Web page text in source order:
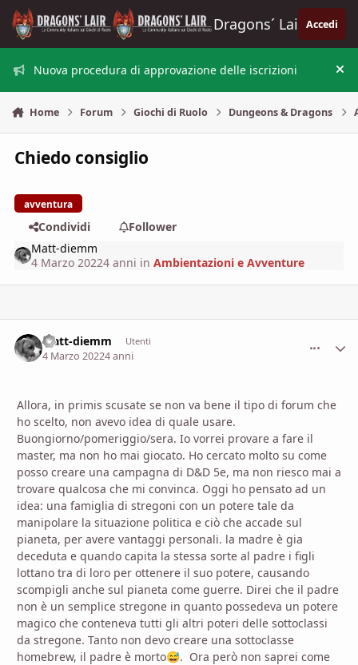
Vai al contenuto
Dragons´ Lair Accedi
Nuova procedura di approvazione delle iscrizioni
Home Forum Giochi di Ruolo Dungeons & Dragons
Chiedo consiglio
avventura
Condividi
Follower
Matt-diemm
4 Marzo 20224 anni inAmbientazioni e Avventure
Matt-diemm Utenti
4 Marzo 20224 anni
Allora, in primis scusate se non va bene il tipo di forum che
ho scelto, non avevo idea di quale usare.
Buongiorno/pomeriggio/sera. Io vorrei provare a fare il
master, ma non ho mai giocato. Ho cercato molto su come
posso creare una campagna di D&D 5e, ma non riesco mai a
trovare qualcosa che mi convinca. Oggi ho pensato ad un
idea: una famiglia di stregoni con un potere tale da
manipolare la situazione politica e ciò che accade sul
pianeta, per avere vantaggi personali. la madre è gia
deceduta e quando capita la stessa sorte al padre i figli
lottano tra di loro per ottenere il suo potere, causando
scompigli anche sul pianeta come guerre. Direi che il padre
non è un semplice stregone in quanto possedeva un potere
magico che conteneva tutti gli altri poteri delle sottoclassi
da stregone. Tanto non devo creare una sottoclasse
homebrew, il padre è morto😅. Ora però non saprei come